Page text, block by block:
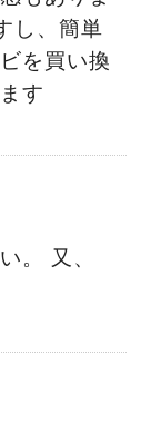
し、簡単
を買い換
す
。 又、